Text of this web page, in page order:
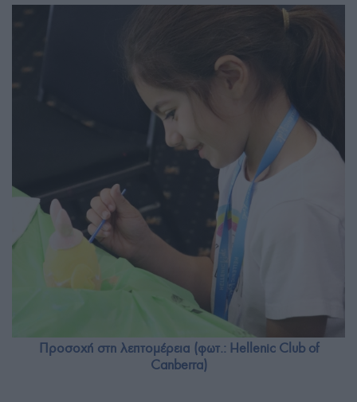
Προσοχή στη λεπτομέρεια (φωτ.: Hellenic Club of
Canberra)